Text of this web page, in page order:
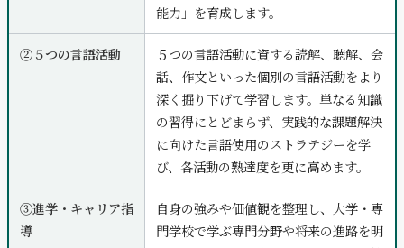
能力」を育成します。
②５つの言語活動
５つの言語活動に資する読解、聴解、会
話、作文といった個別の言語活動をより
深く掘り下げて学習します。単なる知識
の習得にとどまらず、実践的な課題解決
に向けた言語使用のストラテジーを学
び、各活動の熟達度を更に高めます。
③進学・キャリア指
導
自身の強みや価値観を整理し、大学・専
門学校で学ぶ専門分野や将来の進路を明